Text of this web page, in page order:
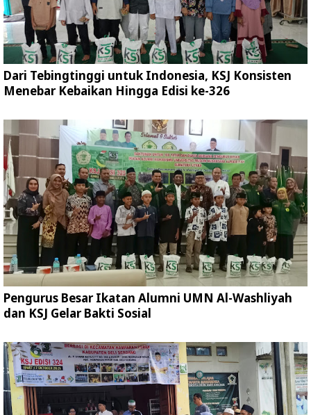
Dari Tebingtinggi untuk Indonesia, KSJ Konsisten
Menebar Kebaikan Hingga Edisi ke-326
Pengurus Besar Ikatan Alumni UMN Al-Washliyah
dan KSJ Gelar Bakti Sosial